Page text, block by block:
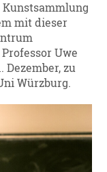
mit dieser
Uwe
Dezember, zu
Würzburg.